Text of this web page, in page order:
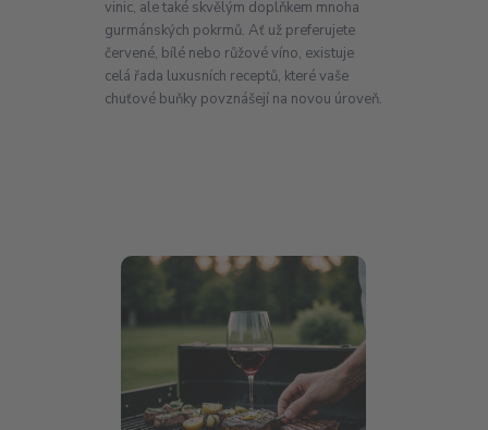
vinic, ale také skvělým doplňkem mnoha
gurmánských pokrmů. Ať už preferujete
červené, bílé nebo růžové víno, existuje
celá řada luxusních receptů, které vaše
chuťové buňky povznášejí na novou úroveň.